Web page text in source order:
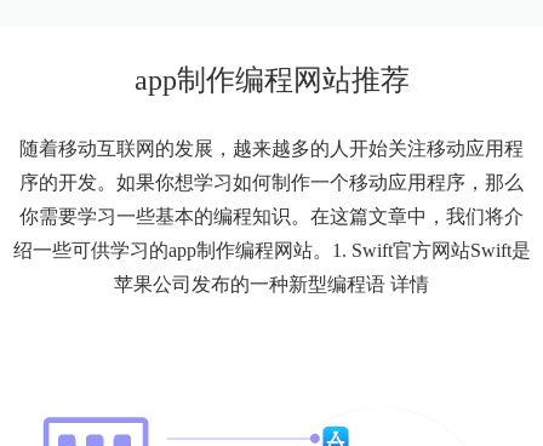
app制作编程网站推荐
随着移动互联网的发展，越来越多的人开始关注移动应用程
序的开发。如果你想学习如何制作一个移动应用程序，那么
你需要学习一些基本的编程知识。在这篇文章中，我们将介
绍一些可供学习的app制作编程网站。1. Swift官方网站Swift是
苹果公司发布的一种新型编程语 详情